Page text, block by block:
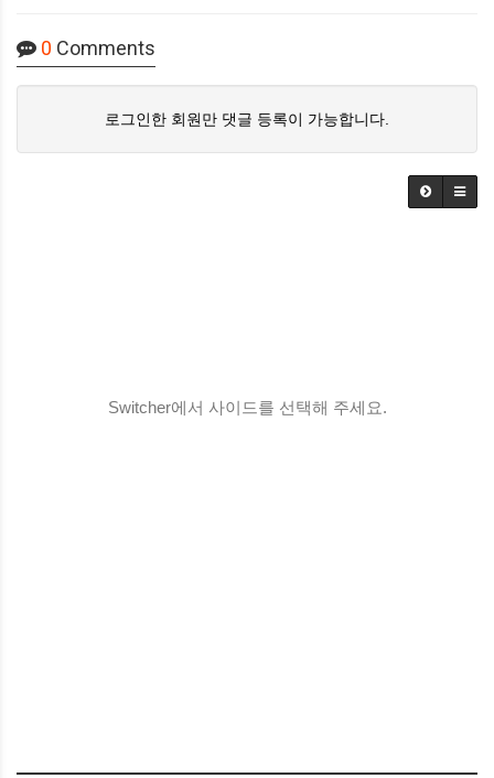
0 Comments
로그인한 회원만 댓글 등록이 가능합니다.
Switcher에서 사이드를 선택해 주세요.